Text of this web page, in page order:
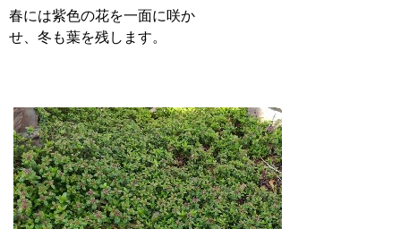
春には紫色の花を一面に咲か
せ、冬も葉を残します。